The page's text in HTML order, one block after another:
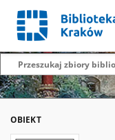
OBIEKT